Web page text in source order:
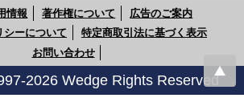
情報 著作権について
広告のご案内
シーについて
特定商取引法に基づく表示
お問い合わせ
2026 Wedge Rights Reserved